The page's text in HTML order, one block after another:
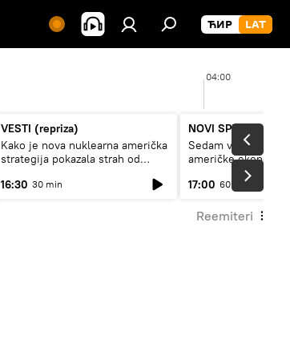
04:00
VESTI (repriza)
Kako je nova nuklearna američka
strategija pokazala strah od
16:30 30 min
NOVI SPUTNJIK
Sedam
američke
17:00 60 min
Reemiteri